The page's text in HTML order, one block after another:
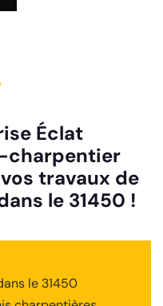
Éclat
charpentier
travaux de
le 31450 !
le 31450